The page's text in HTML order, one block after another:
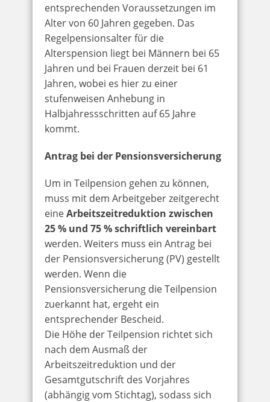
entsprechenden Voraussetzungen im
Alter von 60 Jahren gegeben. Das
Regelpensionsalter für die
Alterspension liegt bei Männern bei 65
Jahren und bei Frauen derzeit bei 61
Jahren, wobei es hier zu einer
stufenweisen Anhebung in
Halbjahressschritten auf 65 Jahre
kommt.
Antrag bei der Pensionsversicherung
Um in Teilpension gehen zu können,
muss mit dem Arbeitgeber zeitgerecht
eineArbeitszeitreduktion zwischen
25 % und 75 % schriftlich vereinbart
werden. Weiters muss ein Antrag bei
der Pensionsversicherung (PV) gestellt
werden. Wenn die
Pensionsversicherung die Teilpension
zuerkannt hat, ergeht ein
entsprechender Bescheid.
Die Höhe der Teilpension richtet sich
nach dem Ausmaß der
Arbeitszeitreduktion und der
Gesamtgutschrift des Vorjahres
(abhängig vom Stichtag), sodass sich